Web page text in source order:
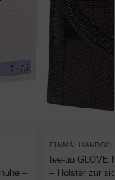
–
tee-uu GLOVE
– Holster zur